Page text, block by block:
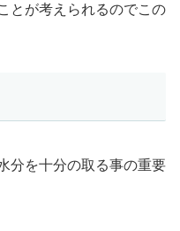
とが考えられるのでこの
分を十分の取る事の重要